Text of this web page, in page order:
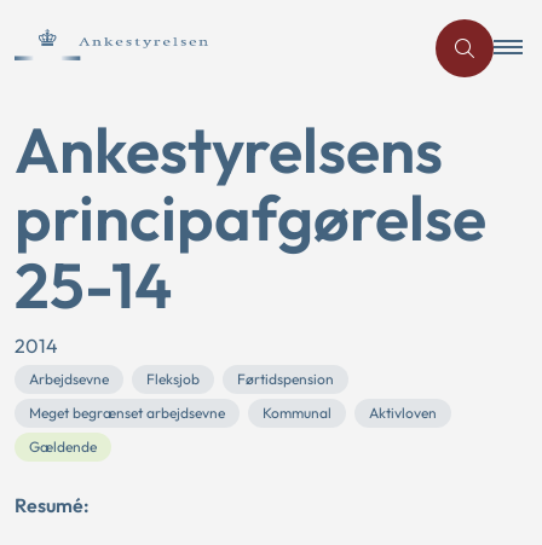
Ankestyrelsens
principafgørelse
25-14
2014
Arbejdsevne Fleksjob
Førtidspension
Meget begrænset arbejdsevne
Kommunal
Aktivloven
Gældende
Resumé: